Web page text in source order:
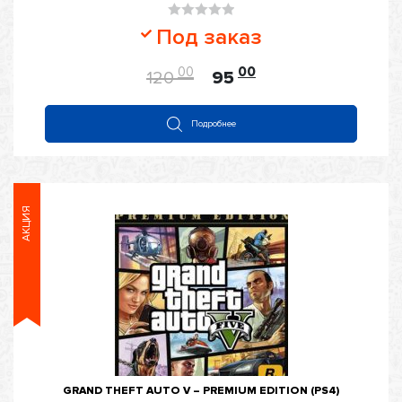
Оценка
0
из
5
Под заказ
120 00 95 00
Подробнее
АКЦИЯ
GRAND THEFT AUTO V – PREMIUM EDITION (PS4)